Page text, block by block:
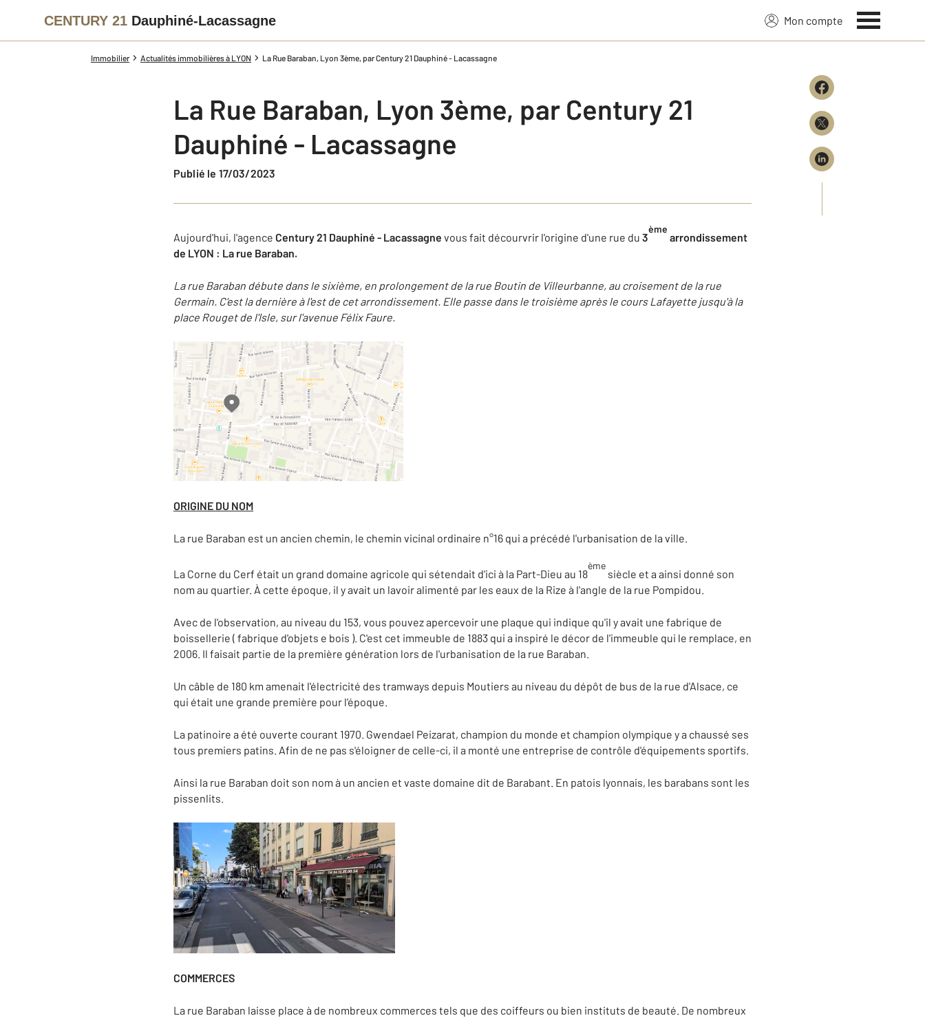
CENTURY 21 Dauphiné-Lacassagne Mon compte
Immobilier Actualités immobilières à LYON La Rue Baraban, Lyon 3ème, par Century 21 Dauphiné - Lacassagne
La Rue Baraban, Lyon 3ème, par Century 21
Dauphiné - Lacassagne
Publié le 17/03/2023
Aujourd'hui, l'agence Century 21 Dauphiné - Lacassagne vous fait décourvrir l'origine d'une rue du 3
ème
arrondissement
de LYON : La rue Baraban.
La rue Baraban débute dans le sixième, en prolongement de la rue Boutin de Villeurbanne, au croisement de la rue
Germain. C'est la dernière à l'est de cet arrondissement. Elle passe dans le troisième après le cours Lafayette jusqu'à la
place Rouget de l'Isle, sur l'avenue Félix Faure.
ORIGINE DU NOM
La rue Baraban est un ancien chemin, le chemin vicinal ordinaire n°16 qui a précédé l'urbanisation de la ville.
La Corne du Cerf était un grand domaine agricole qui sétendait d'ici à la Part-Dieu au 18
ème
siècle et a ainsi donné son
nom au quartier. À cette époque, il y avait un lavoir alimenté par les eaux de la Rize à l'angle de la rue Pompidou.
Avec de l'observation, au niveau du 153, vous pouvez apercevoir une plaque qui indique qu'il y avait une fabrique de
boissellerie ( fabrique d'objets e bois ). C'est cet immeuble de 1883 qui a inspiré le décor de l'immeuble qui le remplace, en
2006. Il faisait partie de la première génération lors de l'urbanisation de la rue Baraban.
Un câble de 180 km amenait l'électricité des tramways depuis Moutiers au niveau du dépôt de bus de la rue d'Alsace, ce
qui était une grande première pour l'époque.
La patinoire a été ouverte courant 1970. Gwendael Peizarat, champion du monde et champion olympique y a chaussé ses
tous premiers patins. Afin de ne pas s'éloigner de celle-ci, il a monté une entreprise de contrôle d'équipements sportifs.
Ainsi la rue Baraban doit son nom à un ancien et vaste domaine dit de Barabant. En patois lyonnais, les barabans sont les
pissenlits.
COMMERCES
La rue Baraban laisse place à de nombreux commerces tels que des coiffeurs ou bien instituts de beauté. De nombreux